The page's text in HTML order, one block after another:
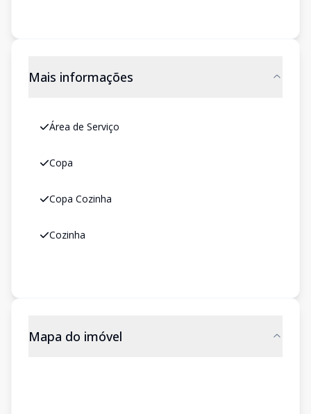
Mais informações
Área de Serviço
Copa
Copa Cozinha
Cozinha
Mapa do imóvel